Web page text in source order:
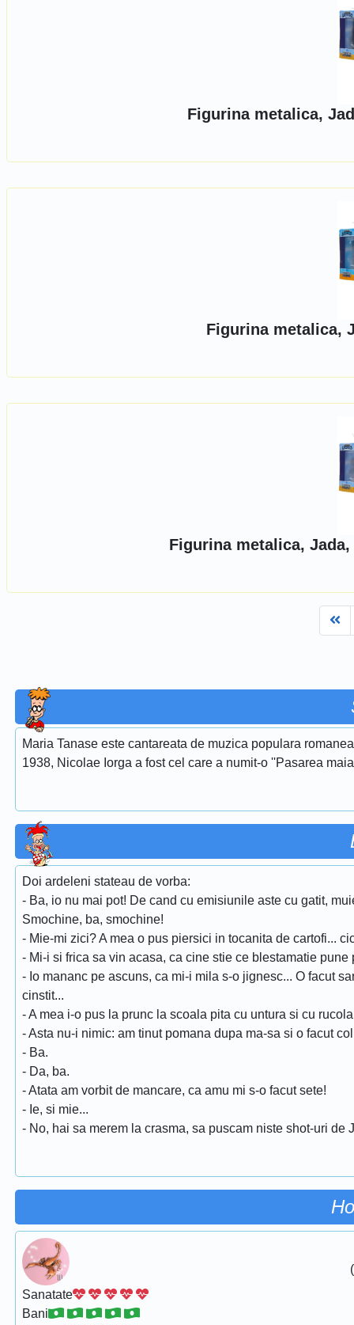
Figurina metalica,
Figurina metalica,
Figurina metalica,
Maria Tanase este cantareata de muzica populara
1938, Nicolae Iorga a fost cel care a numit-o ''Pasarea
Doi ardeleni stateau de vorba:
- Ba, io nu mai pot! De cand cu emisiunile aste cu gatit,
Smochine, ba, smochine!
- Mie-mi zici? A mea o pus piersici in tocanita de cartofi...
- Mi-i si frica sa vin acasa, ca cine stie ce blestamatie
- Io mananc pe ascuns, ca mi-i mila s-o jignesc... O facut
cinstit...
- A mea i-o pus la prunc la scoala pita cu untura si cu
- Asta nu-i nimic: am tinut pomana dupa ma-sa si o facut
- Ba.
- Da, ba.
- Atata am vorbit de mancare, ca amu mi s-o facut sete!
- Ie, si mie...
- No, hai sa merem la crasma, sa puscam niste shot-uri de
Sanatate
Bani